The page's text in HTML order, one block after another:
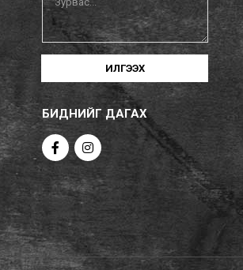
ИЛГЭЭХ
БИДНИЙГ ДАГАХ